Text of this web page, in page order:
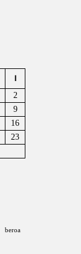
I
2
9
16
23
beroa